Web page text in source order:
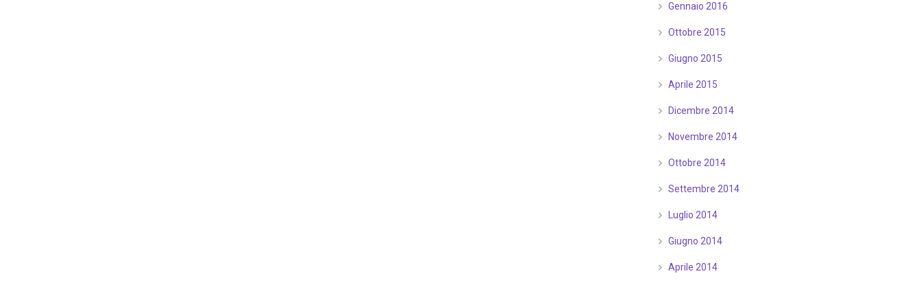
Gennaio 2016
Ottobre 2015
Giugno 2015
Aprile 2015
Dicembre 2014
Novembre 2014
Ottobre 2014
Settembre 2014
Luglio 2014
Giugno 2014
Aprile 2014